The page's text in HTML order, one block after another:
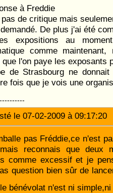
à Freddie
de critique mais
De plus j'ai été
expositions au
comme
que l'on paye les exposants
de Strasbourg ne
fois que je vois une
le 07-02-2009 à
pas Fréddie,ce n'est
reconnais que deux
comme excessif et je
question bien sûr de
bénévolat n'est ni